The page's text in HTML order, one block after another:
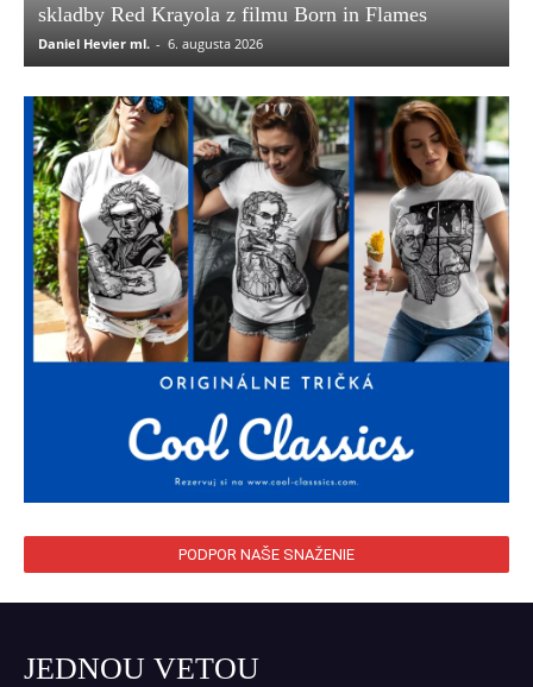
skladby Red Krayola z filmu Born in Flames
Daniel Hevier ml. - 6. augusta 2026
PODPOR NAŠE SNAŽENIE
JEDNOU VETOU